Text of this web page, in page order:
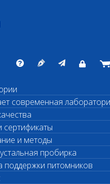
лаборатория
современная
сертификаты
и методы
пробирка
поддержки питомников